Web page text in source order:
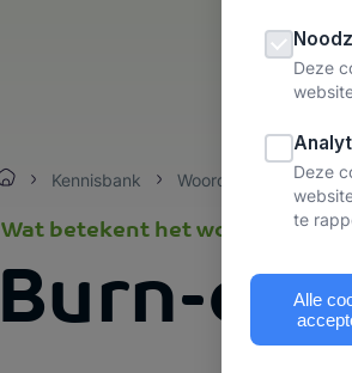
Deze
Deze
te
Alle
Kennisbank Woordenboek
Wat betekent het woord
Burn-out